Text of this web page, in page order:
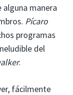
alguna manera
Pícaro
programas
del
.
fácilmente